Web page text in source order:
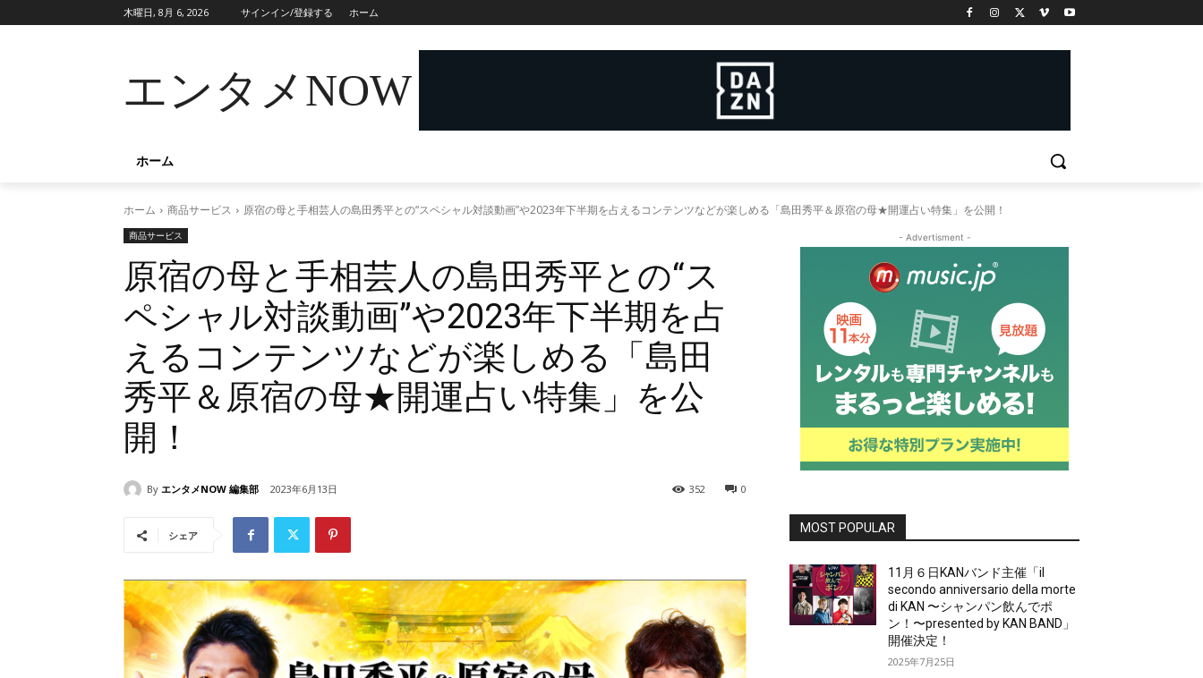
木曜日, 8月 6, 2026 サインイン/登録する ホーム
エンタメNOW
ホーム
ホーム 商品サービス 原宿の母と手相芸人の島田秀平との“スペシャル対談動画”や2023年下半期を占えるコンテンツなどが楽しめる「島田秀平＆原宿の母★開運占い特集」を公開！
商品サービス
原宿の母と手相芸人の島田秀平との“ス
ペシャル対談動画”や2023年下半期を占
えるコンテンツなどが楽しめる「島田
秀平＆原宿の母★開運占い特集」を公
開！
By エンタメNOW 編集部 2023年6月13日 0
352
シェア
- Advertisment -
MOST POPULAR
11月６日KANバンド主催「il
secondo anniversario della morte
di KAN 〜シャンパン飲んでポ
ン！〜presented by KAN BAND」
開催決定！
2025年7月25日